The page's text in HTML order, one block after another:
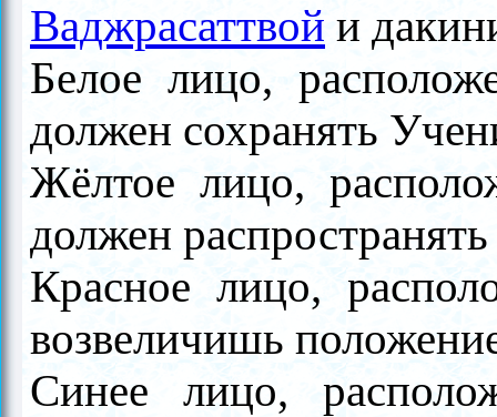
Ваджрасаттвой и
Белое лицо,
должен сохранять
Жёлтое лицо,
должен
Красное лицо,
возвеличишь
Синее лицо,